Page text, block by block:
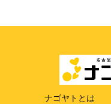
ナゴヤトとは